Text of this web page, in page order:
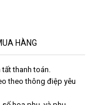
HÀNG
tất thanh toán.
theo thông điệp yêu